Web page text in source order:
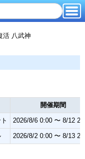
活 八武神
開催期間
2026/8/6 0:00 〜 8/12
2026/8/2 0:00 〜 8/13